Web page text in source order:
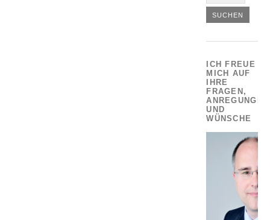
ICH FREUE
MICH AUF
IHRE
FRAGEN,
ANREGUNGEN
UND
WÜNSCHE